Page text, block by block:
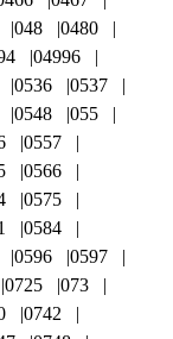
048
0480
04996
0536
0537
0548
055
0557
0566
0575
0584
0596
0597
0725
073
0742